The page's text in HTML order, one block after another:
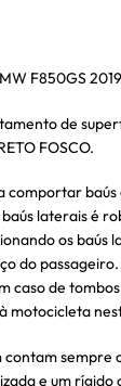
F850GS
de
FOSCO.
comportar baús
laterais é
os baús
do
caso de
motocicleta
contam
e um rígido